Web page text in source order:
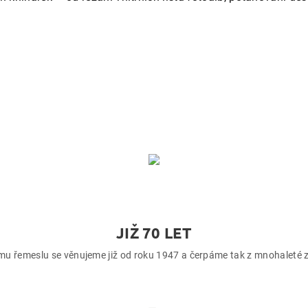
JIŽ 70 LET
řemeslu se věnujeme již od roku 1947 a čerpáme tak z mnohaleté